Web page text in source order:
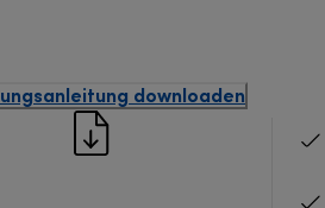
downloaden